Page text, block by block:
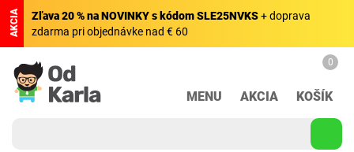
AKCIA Zľava 20 % na NOVINKY s kódom SLE25NVKS+ doprava
zdarma pri objednávke nad € 60
MENU AKCIA
0
KOŠÍK